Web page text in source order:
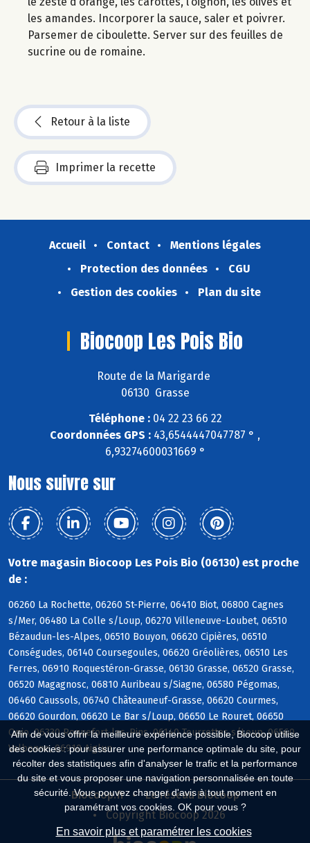
Afin de vous offrir la meilleure expérience possible, Biocoop utilise
des cookies : pour assurer une performance optimale du site, pour
récolter des statistiques afin d'analyser le trafic et la performance
du site et vous proposer une navigation personnalisée en toute
sécurité. Vous pouvez changer d'avis à tout moment en
paramétrant vos cookies. OK pour vous ?
En savoir plus et paramétrer les cookies
les amandes. Incorporer la sauce, saler et poivrer.
Parsemer de ciboulette. Server sur des feuilles de
sucrine ou de romaine.
Retour à la liste
Imprimer la recette
Accueil Contact
Mentions légales
Protection des données
CGU
Gestion des cookies
Plan du site
Biocoop Les Pois Bio
Route de la Marigarde
06130 Grasse
Téléphone :04 22 23 66 22
Coordonnées GPS : 43,6544447047787 ° ,
6,93274600031669 °
Nous suivre sur
Votre magasin Biocoop Les Pois Bio (06130) est proche
de :
06260 La Rochette, 06260 St-Pierre, 06410 Biot, 06800 Cagnes
s/Mer, 06480 La Colle s/Loup, 06270 Villeneuve-Loubet, 06510
Bézaudun-les-Alpes, 06510 Bouyon, 06620 Cipières, 06510
Conségudes, 06140 Coursegoules, 06620 Gréolières, 06510 Les
Ferres, 06910 Roquestéron-Grasse, 06130 Grasse, 06520 Grasse,
06520 Magagnosc, 06810 Auribeau s/Siagne, 06580 Pégomas,
06460 Caussols, 06740 Châteauneuf-Grasse, 06620 Courmes,
06620 Gourdon, 06620 Le Bar s/Loup, 06650 Le Rouret, 06650
Opio, 06330 Roquefort-les-Pins, 06140 Tourrettes s/Loup, 06560
Valbonne, 06910 Aiglun
Biocoop.fr
Le réseau Biocoop
Copyright Biocoop 2026